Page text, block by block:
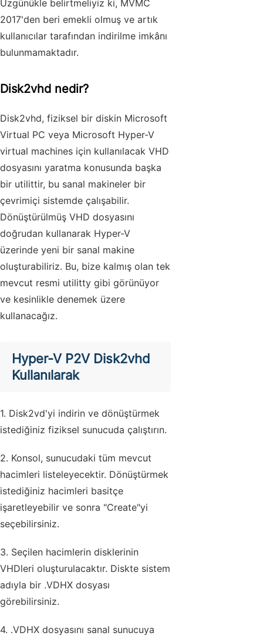
Üzgünükle belirtmeliyiz ki, MVMC
2017'den beri emekli olmuş ve artık
kullanıcılar tarafından indirilme imkânı
bulunmamaktadır.
Disk2vhd nedir?
Disk2vhd, fiziksel bir diskin Microsoft
Virtual PC veya Microsoft Hyper-V
virtual machines için kullanılacak VHD
dosyasını yaratma konusunda başka
bir utilittir, bu sanal makineler bir
çevrimiçi sistemde çalışabilir.
Dönüştürülmüş VHD dosyasını
doğrudan kullanarak Hyper-V
üzerinde yeni bir sanal makine
oluşturabiliriz. Bu, bize kalmış olan tek
mevcut resmi utilitty gibi görünüyor
ve kesinlikle denemek üzere
kullanacağız.
Hyper-V P2V Disk2vhd
Kullanılarak
1. Disk2vd'yi indirin ve dönüştürmek
istediğiniz fiziksel sunucuda çalıştırın.
2. Konsol, sunucudaki tüm mevcut
hacimleri listeleyecektir. Dönüştürmek
istediğiniz hacimleri basitçe
işaretleyebilir ve sonra "Create"yi
seçebilirsiniz.
3. Seçilen hacimlerin disklerinin
VHDleri oluşturulacaktır. Diskte sistem
adıyla bir .VDHX dosyası
görebilirsiniz.
4. .VDHX dosyasını sanal sunucuya